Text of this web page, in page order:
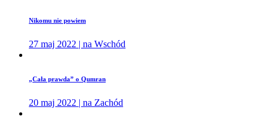
Nikomu nie powiem
27 maj 2022 | na Wschód
„Cała prawda” o Qumran
20 maj 2022 | na Zachód